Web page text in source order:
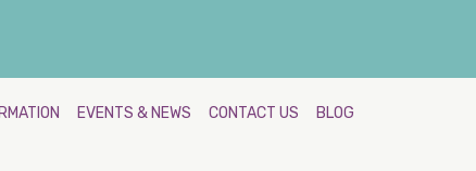
EVENTS & NEWS CONTACT US BLOG